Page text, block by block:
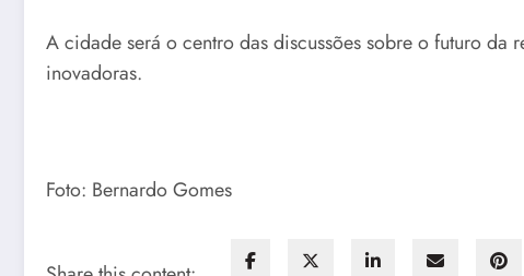
A cidade será o centro das discussões sobre o futuro
inovadoras.
Foto: Bernardo Gomes